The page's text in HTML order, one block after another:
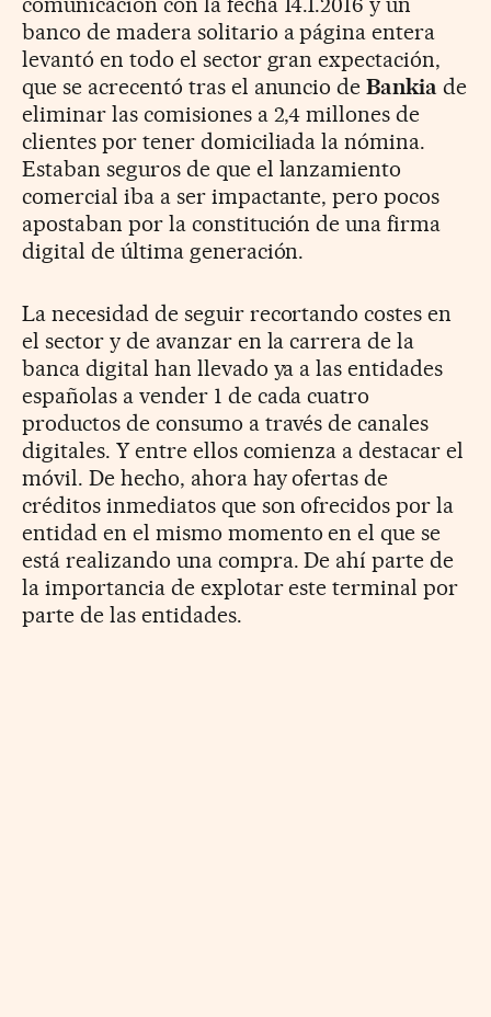
banco de madera solitario a página entera
levantó en todo el sector gran expectación,
que se acrecentó tras el anuncio de Bankia de
eliminar las comisiones a 2,4 millones de
clientes por tener domiciliada la nómina.
Estaban seguros de que el lanzamiento
comercial iba a ser impactante, pero pocos
apostaban por la constitución de una firma
digital de última generación.
La necesidad de seguir recortando costes en
el sector y de avanzar en la carrera de la
banca digital han llevado ya a las entidades
españolas a vender 1 de cada cuatro
productos de consumo a través de canales
digitales. Y entre ellos comienza a destacar el
móvil. De hecho, ahora hay ofertas de
créditos inmediatos que son ofrecidos por la
entidad en el mismo momento en el que se
está realizando una compra. De ahí parte de
la importancia de explotar este terminal por
parte de las entidades.